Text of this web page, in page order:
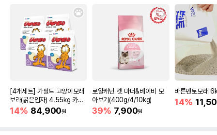
[4개세트] 가필드 고양이모래
보라(굵은입자) 4.55kg 카사
바모래
14% 84,900원
로얄캐닌 캣 마더&베이비 모
아보기(400g/4/10kg)
39% 7,900원
바른벤토모래
14%